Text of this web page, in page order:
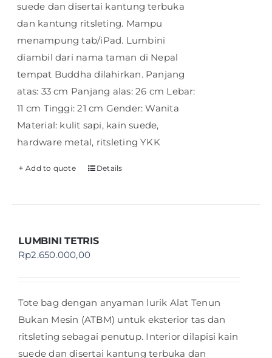
suede dan disertai kantung terbuka
dan kantung ritsleting. Mampu
menampung tab/iPad. Lumbini
diambil dari nama taman di Nepal
tempat Buddha dilahirkan. Panjang
atas: 33 cm Panjang alas: 26 cm Lebar:
11 cm Tinggi: 21 cm Gender: Wanita
Material: kulit sapi, kain suede,
hardware metal, ritsleting YKK
Add to quote Details
LUMBINI TETRIS
Rp2.650.000,00
Tote bag dengan anyaman lurik Alat Tenun
Bukan Mesin (ATBM) untuk eksterior tas dan
ritsleting sebagai penutup. Interior dilapisi kain
suede dan disertai kantung terbuka dan